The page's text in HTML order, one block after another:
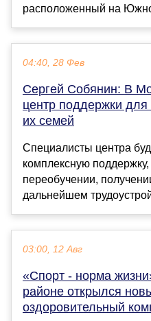
расположенный на
04:40, 28 Фев
Сергей Собянин: В
центр поддержки
их семей
Специалисты центра
комплексную
переобучении,
дальнейшем
03:00, 12 Авг
«Спорт - норма
районе открылся
оздоровительный